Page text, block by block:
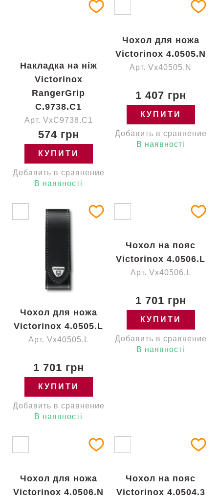
Накладка на ніж
Victorinox
RangerGrip
C.9738.C1
Арт. VxC9738.C1
574 грн
КУПИТИ
Добавить в сравнение
В наявності
Чохол для ножа
Victorinox 4.0505.N
Арт. Vx40505.N
1 407 грн
КУПИТИ
Добавить в сравнение
В наявності
Чохол для ножа
Victorinox 4.0505.L
Арт. Vx40505.L
1 701 грн
КУПИТИ
Добавить в сравнение
В наявності
Чохол на пояс
Victorinox 4.0506.L
Арт. Vx40506.L
1 701 грн
КУПИТИ
Добавить в сравнение
В наявності
Чохол для ножа
Victorinox 4.0506.N
Чохол на пояс
Victorinox 4.0504.3